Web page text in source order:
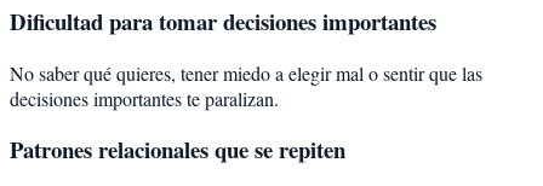
Dificultad para tomar decisiones importantes
No saber qué quieres, tener miedo a elegir mal o sentir que las
decisiones importantes te paralizan.
Patrones relacionales que se repiten